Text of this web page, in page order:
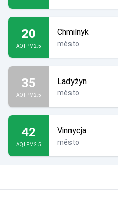
20
AQI PM2.5
Chmilnyk
město
35
AQI PM2.5
Ladyžyn
město
42
AQI PM2.5
Vinnycja
město